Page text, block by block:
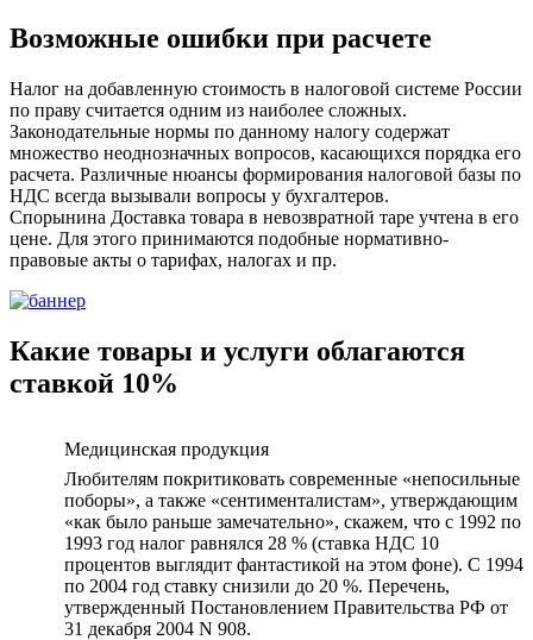
Возможные ошибки при расчете
Налог на добавленную стоимость в налоговой системе России
по праву считается одним из наиболее сложных.
Законодательные нормы по данному налогу содержат
множество неоднозначных вопросов, касающихся порядка его
расчета. Различные нюансы формирования налоговой базы по
НДС всегда вызывали вопросы у бухгалтеров.
Спорынина Доставка товара в невозвратной таре учтена в его
цене. Для этого принимаются подобные нормативно-
правовые акты о тарифах, налогах и пр.
Какие товары и услуги облагаются
ставкой 10%
Медицинская продукция
Любителям покритиковать современные «непосильные
поборы», а также «сентименталистам», утверждающим
«как было раньше замечательно», скажем, что с 1992 по
1993 год налог равнялся 28 % (ставка НДС 10
процентов выглядит фантастикой на этом фоне). С 1994
по 2004 год ставку снизили до 20 %. Перечень,
утвержденный Постановлением Правительства РФ от
31 декабря 2004 N 908.